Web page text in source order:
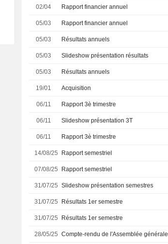
02/04 Rapport financier annuel
05/03 Rapport financier annuel
05/03 Résultats annuels
05/03 Slideshow présentation résultats
05/03 Résultats annuels
19/01 Acquisition
06/11 Rapport 3è trimestre
06/11 Slideshow présentation 3T
06/11 Rapport 3è trimestre
14/08/25 Rapport semestriel
07/08/25 Rapport semestriel
31/07/25 Slideshow présentation semestres
31/07/25 Résultats 1er semestre
31/07/25 Résultats 1er semestre
28/05/25 Compte-rendu de l'Assemblée générale